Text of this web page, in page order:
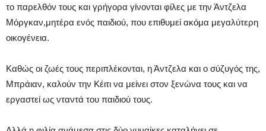
το παρελθόν τους και γρήγορα γίνονται φίλες με την Άντζελα
Μόργκαν,μητέρα ενός παιδιού, που επιθυμεί ακόμα μεγαλύτερη
οικογένεια.
Καθώς οι ζωές τους περιπλέκονται, η Άντζελα και ο σύζυγός της,
Μπράιαν, καλούν την Κέιτι να μείνει στον ξενώνα τους και να
εργαστεί ως νταντά του παιδιού τους.